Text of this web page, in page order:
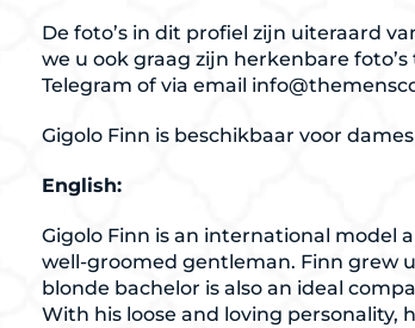
De foto’s in dit profiel zijn uiteraard
we u ook graag zijn herkenbare
Telegram of via email
Gigolo Finn is beschikbaar voor
English:
Gigolo Finn is an international model
well-groomed gentleman. Finn grew
blonde bachelor is also an ideal
With his loose and loving personality,